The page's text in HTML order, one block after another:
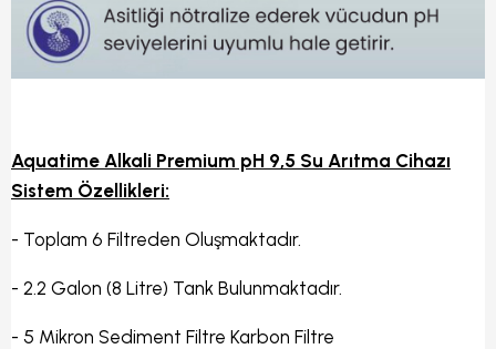
Aquatime Alkali Premium pH 9,5 Su Arıtma Cihazı
Sistem Özellikleri:
- Toplam 6 Filtreden Oluşmaktadır.
- 2.2 Galon (8 Litre) Tank Bulunmaktadır.
- 5 Mikron Sediment Filtre Karbon Filtre